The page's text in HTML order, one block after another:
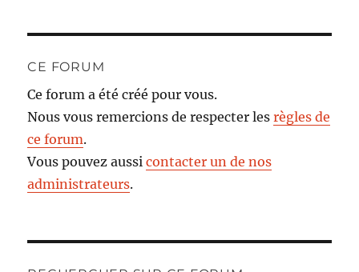
CE FORUM
Ce forum a été créé pour vous.
Nous vous remercions de respecter lesrègles de
ce forum.
Vous pouvez aussicontacter un de nos
administrateurs.